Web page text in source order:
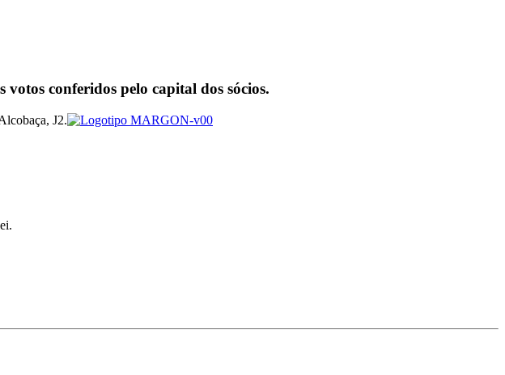
conferidos pelo capital dos sócios.
J2.